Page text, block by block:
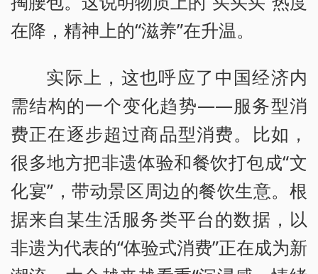
在降，精神上的“滋养”在升温。
实际上，这也呼应了中国经济内
需结构的一个变化趋势——服务型消
费正在逐步超过商品型消费。比如，
很多地方把非遗体验和餐饮打包成“文
化宴”，带动景区周边的餐饮生意。根
据来自某生活服务类平台的数据，以
非遗为代表的“体验式消费”正在成为新